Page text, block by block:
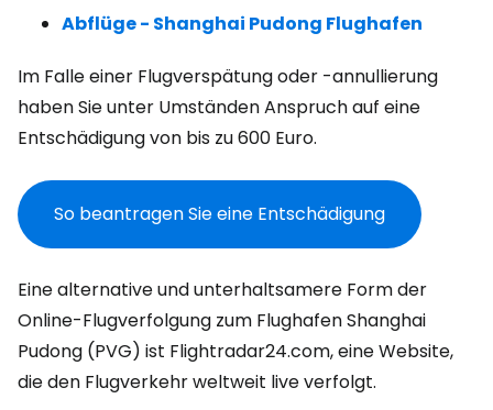
Abflüge - Shanghai Pudong Flughafen
Im Falle einer Flugverspätung oder -annullierung
haben Sie unter Umständen Anspruch auf eine
Entschädigung von bis zu 600 Euro.
So beantragen Sie eine Entschädigung
Eine alternative und unterhaltsamere Form der
Online-Flugverfolgung zum Flughafen Shanghai
Pudong (PVG) ist Flightradar24.com, eine Website,
die den Flugverkehr weltweit live verfolgt.